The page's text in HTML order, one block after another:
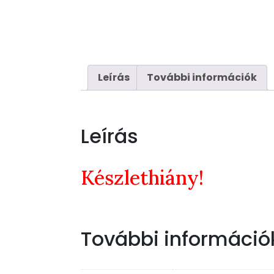
Leírás További információk
Leírás
Készlethiány!
További